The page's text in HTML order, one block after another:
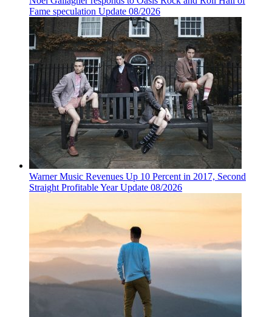
Fame speculation Update 08/2026
Warner Music Revenues Up 10 Percent in 2017, Second
Straight Profitable Year Update 08/2026